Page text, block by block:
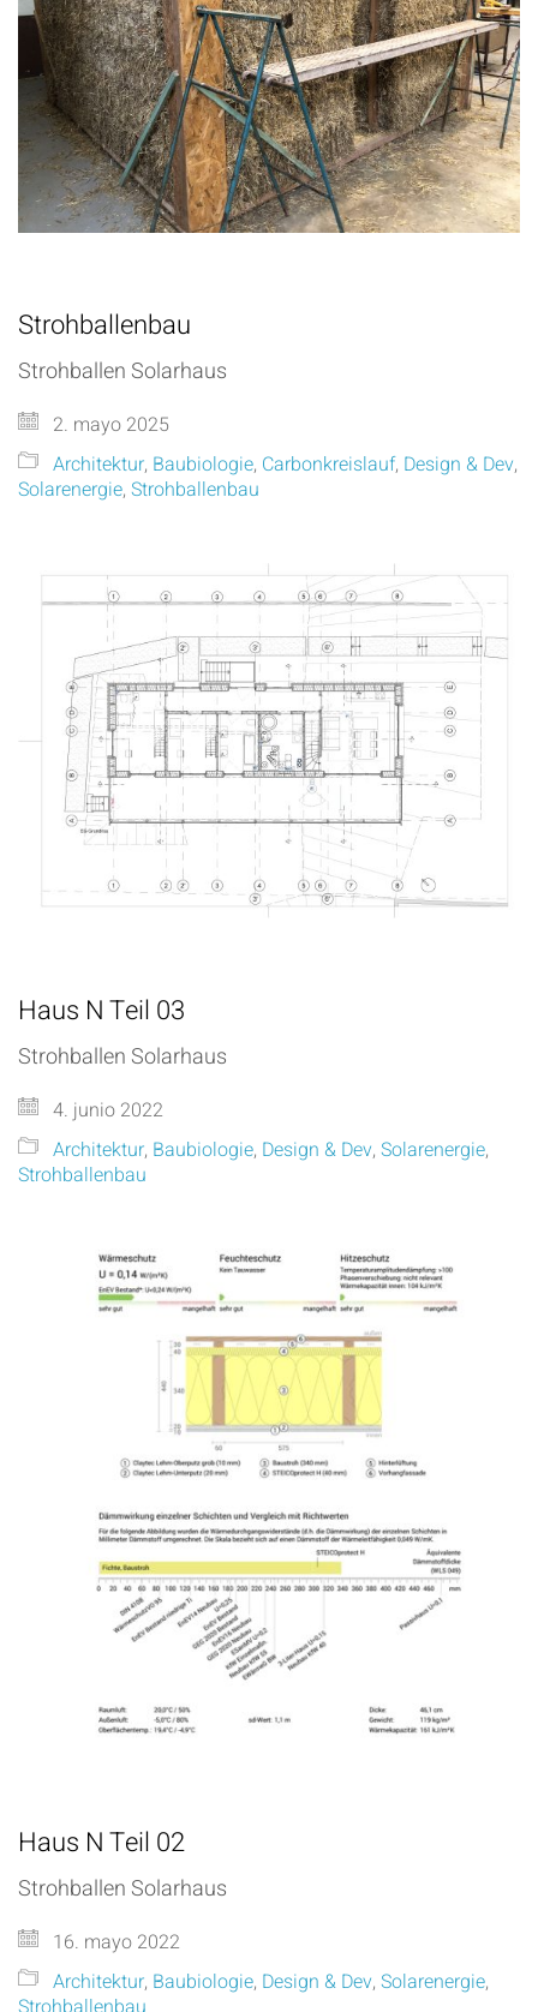
Strohballenbau
Strohballen Solarhaus
2. mayo 2025
Architektur, Baubiologie, Carbonkreislauf, Design & Dev,
Solarenergie, Strohballenbau
Haus N Teil 03
Strohballen Solarhaus
4. junio 2022
Architektur, Baubiologie, Design & Dev, Solarenergie,
Strohballenbau
Haus N Teil 02
Strohballen Solarhaus
16. mayo 2022
Architektur, Baubiologie, Design & Dev, Solarenergie,